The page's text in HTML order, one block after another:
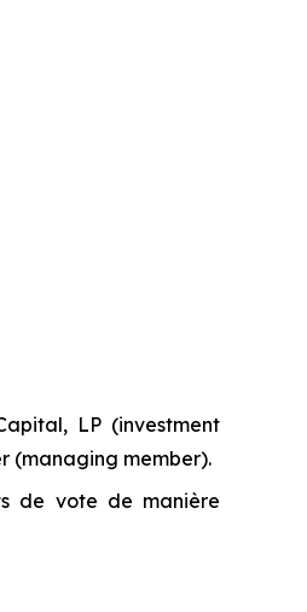
LP (investment
(managing member).
de vote de manière